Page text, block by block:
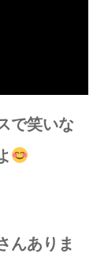
で笑いな
んありま